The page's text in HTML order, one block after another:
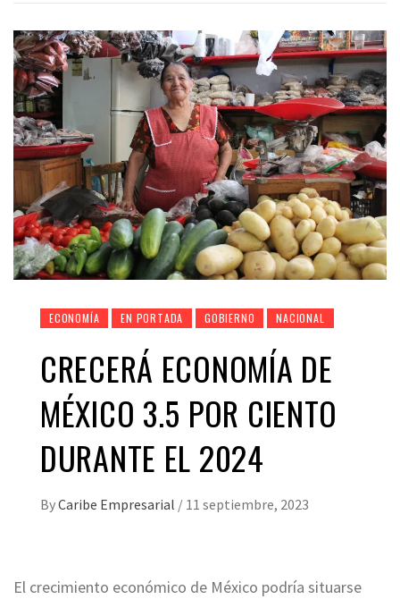
ECONOMÍA EN PORTADA GOBIERNO NACIONAL
CRECERÁ ECONOMÍA DE
MÉXICO 3.5 POR CIENTO
DURANTE EL 2024
ByCaribe Empresarial / 11 septiembre, 2023
El crecimiento económico de México podría situarse